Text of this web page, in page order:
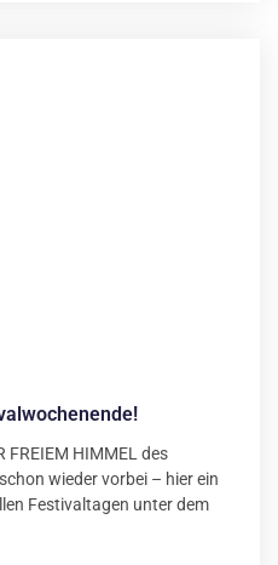
FREIEM HIMMEL des
wieder vorbei – hier ein
Festivaltagen unter dem